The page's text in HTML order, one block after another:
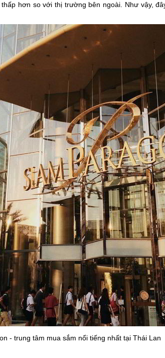
hơn so với thị trường bên ngoài. Như vậy,
- trung tâm mua sắm nổi tiếng nhất tại Thái Lan